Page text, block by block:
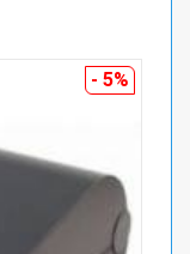
- 5%